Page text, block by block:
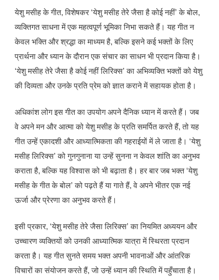
येशु मसीह के गीत, विशेषकर ‘येशु मसीह तेरे जैसा है कोई नहीं’ के बोल,
व्यक्तिगत साधना में एक महत्वपूर्ण भूमिका निभा सकते हैं। यह गीत न
केवल भक्ति और श्रद्धा का माध्यम है, बल्कि इसने कई भक्तों के लिए
प्रार्थना और ध्यान के दौरान एक संचार का साधन भी प्रदान किया है।
‘येशु मसीह तेरे जैसा है कोई नहीं लिरिक्स’ का अभिव्यक्ति भक्तों को येशु
की दिव्यता और उनके प्रति प्रेम को ज्ञात कराने में सहायक होता है।
अधिकांश लोग इस गीत का उपयोग अपने दैनिक ध्यान में करते हैं। जब
वे अपने मन और आत्मा को येशु मसीह के प्रति समर्पित करते हैं, तो यह
गीत उन्हें एकादशी और आध्यात्मिकता की गहराईयों में ले जाता है। ‘येशु
मसीह लिरिक्स’ को गुनगुनाना या उन्हें सुनना न केवल शांति का अनुभव
कराता है, बल्कि यह विश्वास को भी बढ़ाता है। हर बार जब भक्त ‘येशु
मसीह के गीत के बोल’ को पढ़ते हैं या गाते हैं, वे अपने भीतर एक नई
ऊर्जा और प्रेरणा का अनुभव करते हैं।
इसी प्रकार, ‘येशु मसीह तेरे जैसा लिरिक्स’ का नियमित अध्ययन और
उच्चारण व्यक्तियों को उनकी आध्यात्मिक यात्रा में स्थिरता प्रदान
करता है। यह गीत सुनते समय भक्त अपनी भावनाओं और आंतरिक
विचारों का संयोजन करते हैं, जो उन्हें ध्यान की स्थिति में पहुँचाता है।